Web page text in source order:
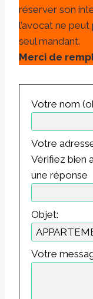
réserver son
l’avocat ne
seul mandant.
Merci de
Votre nom
Votre
Vérifiez bien
une réponse
Objet:
Votre